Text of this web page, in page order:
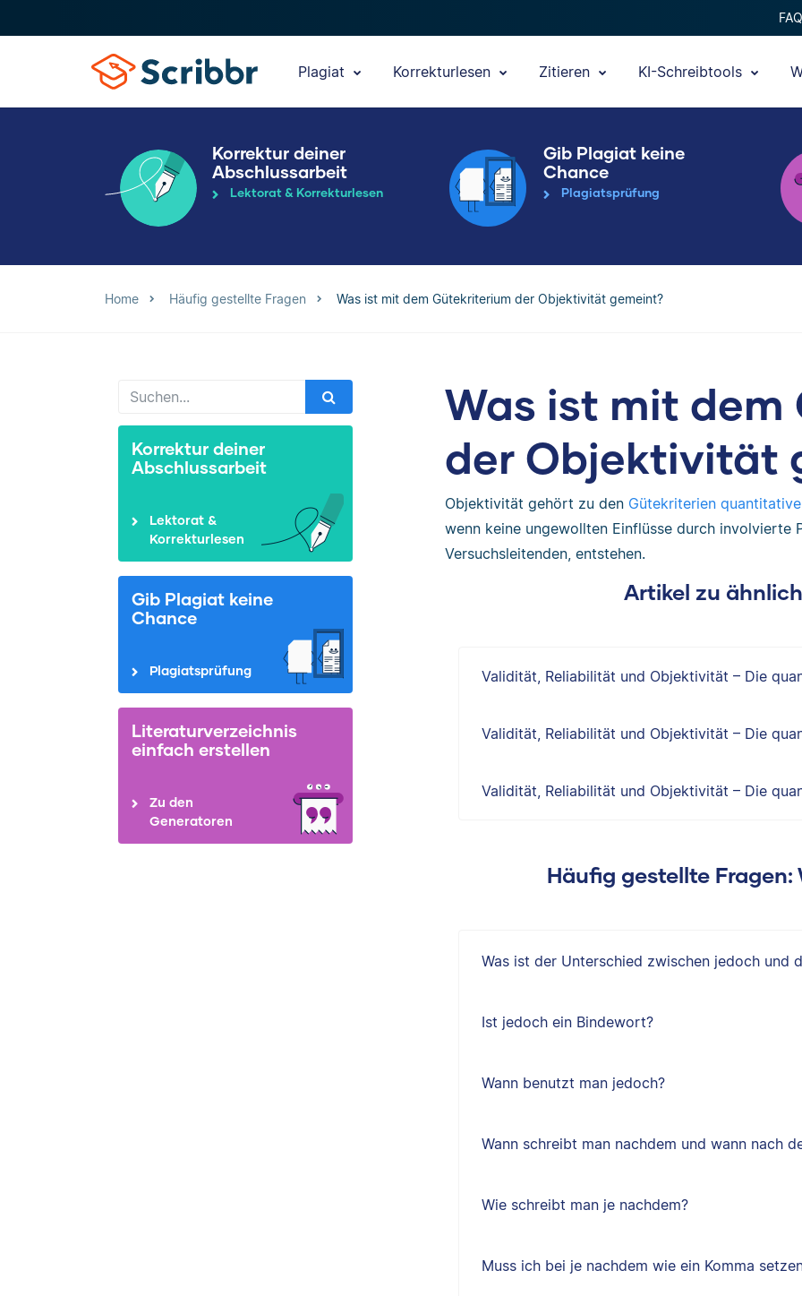
FAQ
Plagiat Korrekturlesen Zitieren KI-Schreibtools
Korrektur deiner
Abschlussarbeit
Lektorat & Korrekturlesen
Gib Plagiat keine
Chance
Plagiatsprüfung
Home Häufig gestellte Fragen Was ist mit dem Gütekriterium der Objektivität gemeint?
Korrektur deiner
Abschlussarbeit
Lektorat &
Korrekturlesen
Gib Plagiat keine
Chance
Plagiatsprüfung
Literaturverzeichnis
einfach erstellen
Zu den
Generatoren
Was ist mit
der Objektivität
Objektivität gehört zu den Gütekriterien
wenn keine ungewollten Einflüsse durch involvierte
Versuchsleitenden, entstehen.
Artikel zu
Validität, Reliabilität und Objektivität – Die
Validität, Reliabilität und Objektivität – Die
Validität, Reliabilität und Objektivität – Die
Häufig gestellte
Was ist der Unterschied zwischen jedoch und
Ist jedoch ein Bindewort?
Wann benutzt man jedoch?
Wann schreibt man nachdem und wann nach
Wie schreibt man je nachdem?
Muss ich bei je nachdem wie ein Komma